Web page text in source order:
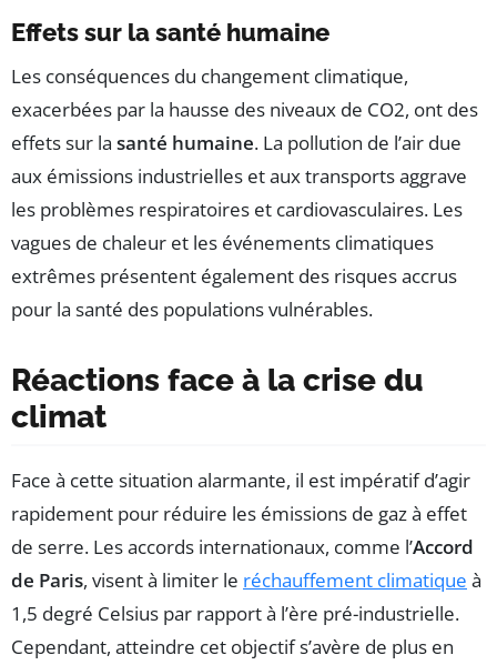
Effets sur la santé humaine
Les conséquences du changement climatique,
exacerbées par la hausse des niveaux de CO2, ont des
effets sur la santé humaine. La pollution de l’air due
aux émissions industrielles et aux transports aggrave
les problèmes respiratoires et cardiovasculaires. Les
vagues de chaleur et les événements climatiques
extrêmes présentent également des risques accrus
pour la santé des populations vulnérables.
Réactions face à la crise du
climat
Face à cette situation alarmante, il est impératif d’agir
rapidement pour réduire les émissions de gaz à effet
de serre. Les accords internationaux, comme l’Accord
de Paris, visent à limiter le réchauffement climatique à
1,5 degré Celsius par rapport à l’ère pré-industrielle.
Cependant, atteindre cet objectif s’avère de plus en